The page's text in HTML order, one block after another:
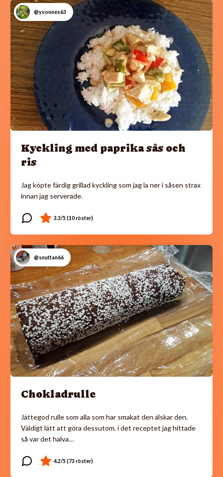
@yvonnes63
Kyckling med paprika sås och
ris
Jag köpte färdig grillad kyckling som jag la ner i såsen strax
innan jag serverade.
@snuttan66
Chokladrulle
Jättegod rulle som alla som har smakat den älskar den.
Väldigt lätt att göra dessutom. i det receptet jag hittade
så var det halva…